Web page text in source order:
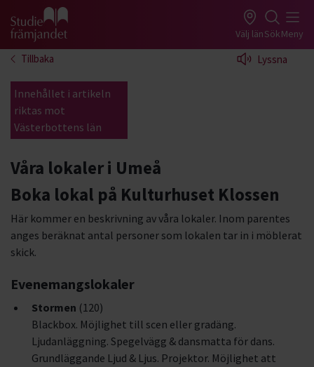
Gå till studiefrämjandets startsida Välj länSökMeny
Tillbaka Lyssna
Innehållet i artikeln
riktas mot
Västerbottens län
Våra lokaler i Umeå
Boka lokal på Kulturhuset Klossen
Här kommer en beskrivning av våra lokaler. Inom parentes
anges beräknat antal personer som lokalen tar in i möblerat
skick.
Evenemangslokaler
Stormen (120)
Blackbox. Möjlighet till scen eller gradäng.
Ljudanläggning. Spegelvägg & dansmatta för dans.
Grundläggande Ljud & Ljus. Projektor. Möjlighet att